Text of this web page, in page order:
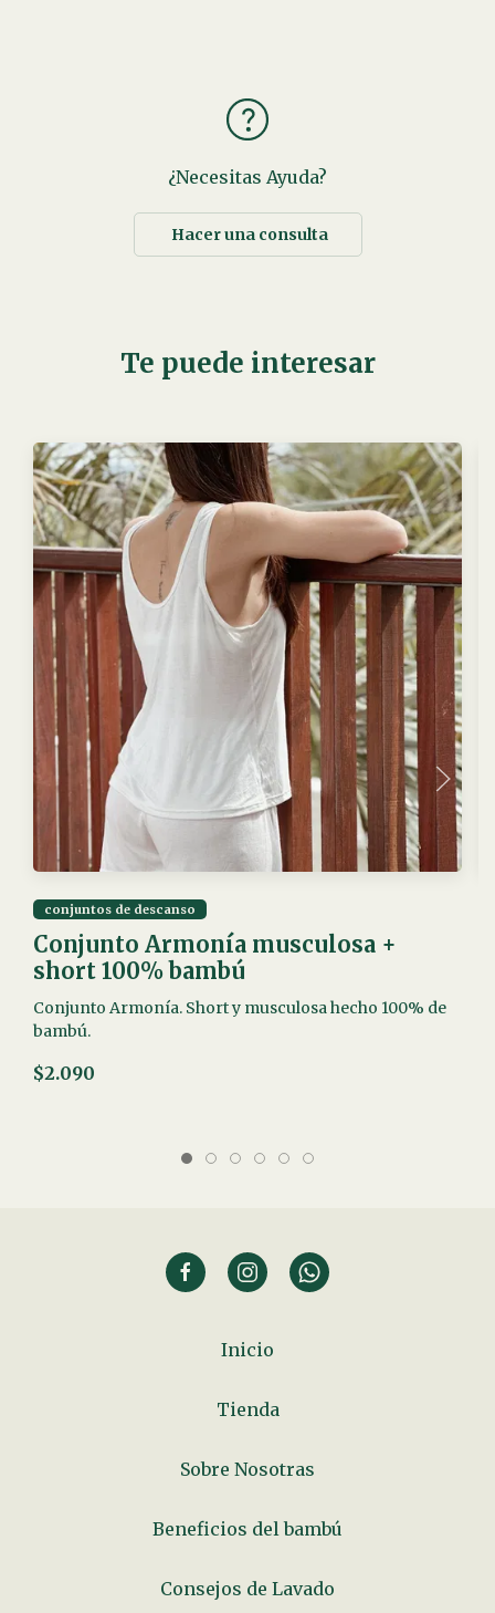
¿Necesitas Ayuda?
Hacer una consulta
Te puede interesar
conjuntos de descanso
Conjunto Armonía musculosa +
short 100% bambú
Conjunto Armonía. Short y musculosa hecho 100% de
bambú.
$2.090
Inicio
Tienda
Sobre Nosotras
Beneficios del bambú
Consejos de Lavado